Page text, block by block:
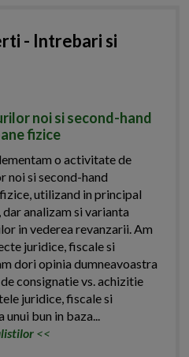
- Intrebari si
noi si second-hand
fizice
o activitate de
noi si second-hand
utilizand in principal
analizam si varianta
in vederea revanzarii. Am
juridice, fiscale si
dori opinia dumneavoastra
consignatie vs. achizitie
juridice, fiscale si
bun in baza...
<<